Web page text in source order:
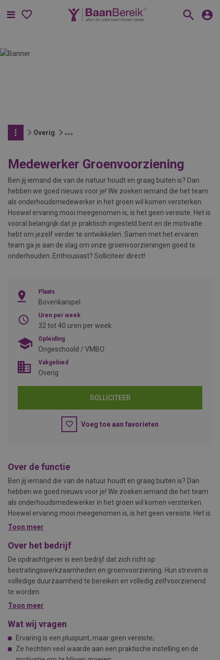
Menu
Overig
Medewerker Groenvoorziening
Ben jij iemand die van de natuur houdt en graag buiten is? Dan
hebben we goed nieuws voor je! We zoeken iemand die het team
als onderhoudsmedewerker in het groen wil komen versterken.
Hoewel ervaring mooi meegenomen is, is het geen vereiste. Het is
vooral belangrijk dat je praktisch ingesteld bent en de motivatie
hebt om jezelf verder te ontwikkelen. Samen met het ervaren
team ga je aan de slag om onze groenvoorzieningen goed te
onderhouden. Enthousiast? Solliciteer direct!
Plaats
Bovenkarspel
Uren per week
32 tot 40 uren per week
Opleiding
Ongeschoold / VMBO
Vakgebied
Overig
SOLLICITEER
Voeg toe aan favorieten
Over de functie
Ben jij iemand die van de natuur houdt en graag buiten is? Dan
hebben we goed nieuws voor je! We zoeken iemand die het team
als onderhoudsmedewerker in het groen wil komen versterken.
Hoewel ervaring mooi meegenomen is, is het geen vereiste. Het is
vooral belangrijk dat je praktisch ingesteld bent en de motivatie
team ga je aan de slag om onze groenvoorzieningen goed te
onderhouden.
Toon meer
Over het bedrijf
De opdrachtgever is een bedrijf dat zich richt op
bestratingswerkzaamheden en groenvoorziening. Hun streven is
volledige duurzaamheid te bereiken en volledig zelfvoorzienend
te worden.
Toon meer
Wat wij vragen
Ervaring is een pluspunt, maar geen vereiste;
Ze hechten veel waarde aan een praktische instelling en de